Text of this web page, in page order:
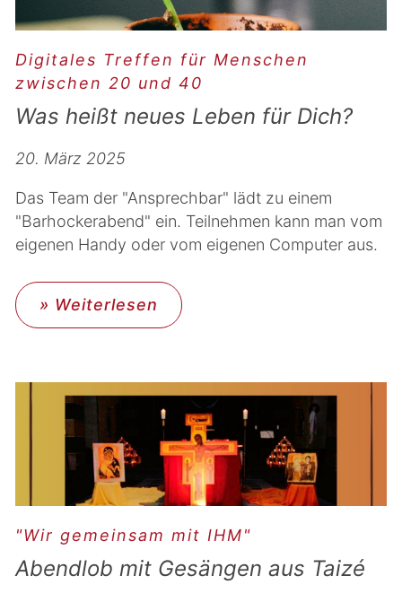
Digitales Treffen für Menschen
zwischen 20 und 40
Was heißt neues Leben für Dich?
20. März 2025
Das Team der "Ansprechbar" lädt zu einem
"Barhockerabend" ein. Teilnehmen kann man vom
eigenen Handy oder vom eigenen Computer aus.
» Weiterlesen
"Wir gemeinsam mit IHM"
Abendlob mit Gesängen aus Taizé